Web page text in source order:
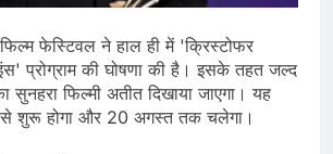
फेस्टिवल ने हाल ही में 'क्रिस्टोफर
प्रोग्राम की घोषणा की है। इसके तहत जल्द
सुनहरा फिल्मी अतीत दिखाया जाएगा। यह
शुरू होगा और 20 अगस्त तक चलेगा।